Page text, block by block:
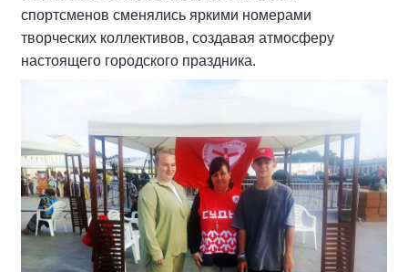
спортсменов сменялись яркими номерами
творческих коллективов, создавая атмосферу
настоящего городского праздника.